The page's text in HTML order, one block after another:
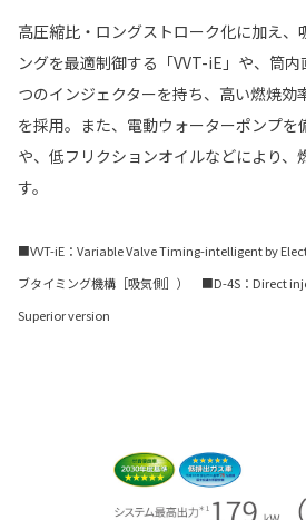
高圧縮比・ロングストローク化に加え、
ングを最適制御する「VVT-iE」や、筒
つのインジェクターを持ち、高い燃焼効
を採用。また、電動ウォーターポンプを
や、低フリクションオイルなどにより、
す。
■VVT-iE：Variable Valve Timing-intelligent by
ブタイミング機構［吸気側］） ■D-4S：Direct
Superior version